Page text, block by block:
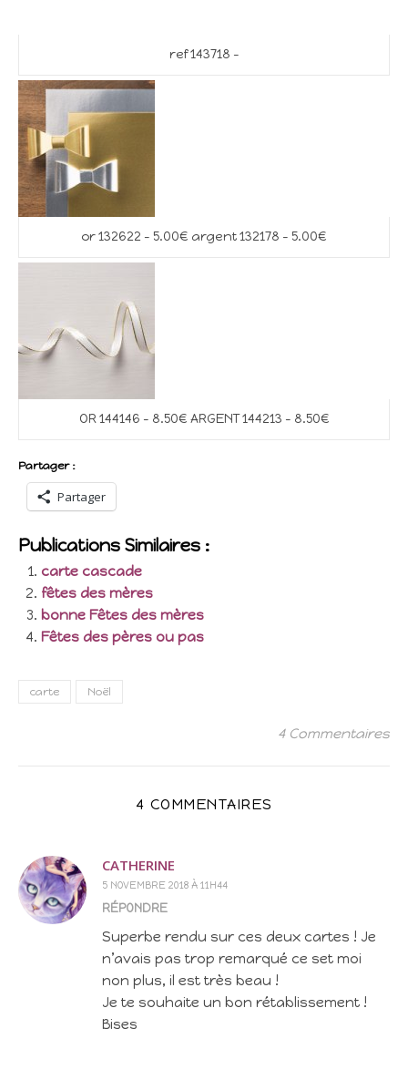
ref 143718 –
or 132622 – 5.00€ argent 132178 – 5.00€
OR 144146 – 8.50€ ARGENT 144213 – 8.50€
Partager :
Partager
Publications Similaires :
carte cascade
fêtes des mères
bonne Fêtes des mères
Fêtes des pères ou pas
carte Noël
4 Commentaires
4 COMMENTAIRES
CATHERINE
5 NOVEMBRE 2018 À 11H44
RÉPONDRE
Superbe rendu sur ces deux cartes ! Je
n’avais pas trop remarqué ce set moi
non plus, il est très beau !
Je te souhaite un bon rétablissement !
Bises